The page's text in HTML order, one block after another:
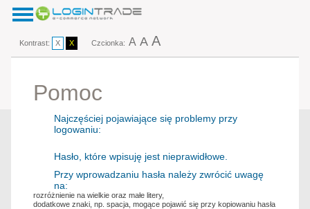
Kontrast: X X Czcionka: A A A
Pomoc
Najczęściej pojawiające się problemy przy
logowaniu:
Hasło, które wpisuję jest nieprawidłowe.
Przy wprowadzaniu hasła należy zwrócić uwagę
na:
rozróżnienie na wielkie oraz małe litery,
dodatkowe znaki, np. spacja, mogące pojawić się przy kopiowaniu hasła